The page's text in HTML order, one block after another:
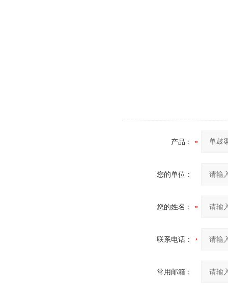
产品：
您的单位：
您的姓名：
联系电话：
常用邮箱：